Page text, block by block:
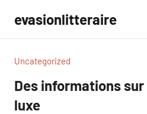
contenu
evasionlitteraire
Uncategorized
Des informations
luxe